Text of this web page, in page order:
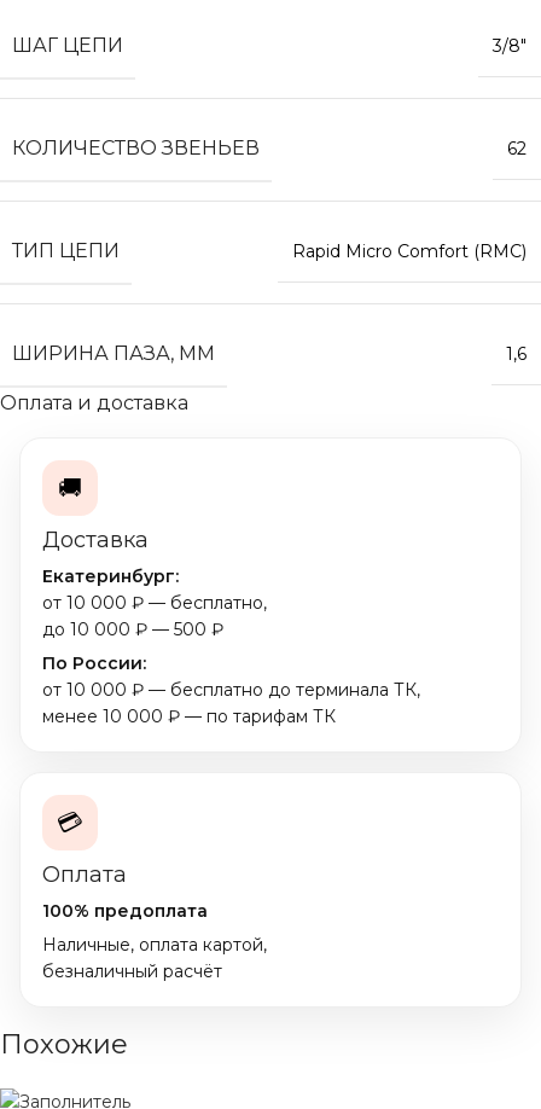
ШАГ ЦЕПИ 3/8″
КОЛИЧЕСТВО ЗВЕНЬЕВ 62
ТИП ЦЕПИ Rapid Micro Comfort (RMC)
ШИРИНА ПАЗА, ММ 1,6
Оплата и доставка
🚚
Доставка
Екатеринбург:
от 10 000 ₽ — бесплатно,
до 10 000 ₽ — 500 ₽
По России:
от 10 000 ₽ — бесплатно до терминала ТК,
менее 10 000 ₽ — по тарифам ТК
💳
Оплата
100% предоплата
Наличные, оплата картой,
безналичный расчёт
Похожие